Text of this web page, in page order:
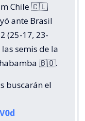
Chile 🇨🇱
ante Brasil
(25-17, 23-
semis de la
🇧🇴.
buscarán el